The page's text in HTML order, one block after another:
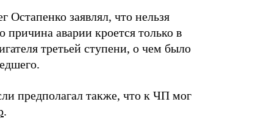
Остапенко заявлял, что нельзя
причина аварии кроется только в
третьей ступени, о чем было
предполагал также, что к ЧП мог
.